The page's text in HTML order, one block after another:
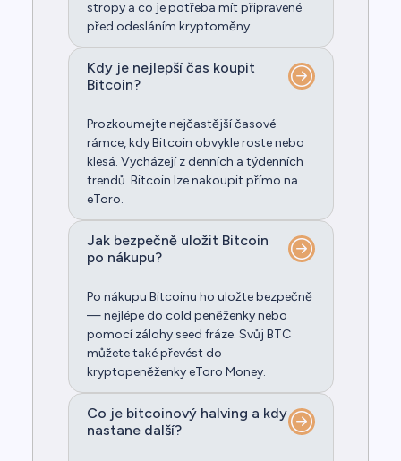
stropy a co je potřeba mít připravené
před odesláním kryptoměny.
Kdy je nejlepší čas koupit
Bitcoin?
Prozkoumejte nejčastější časové
rámce, kdy Bitcoin obvykle roste nebo
klesá. Vycházejí z denních a týdenních
trendů. Bitcoin lze nakoupit přímo na
eToro.
Jak bezpečně uložit Bitcoin
po nákupu?
Po nákupu Bitcoinu ho uložte bezpečně
— nejlépe do cold peněženky nebo
pomocí zálohy seed fráze. Svůj BTC
můžete také převést do
kryptopeněženky eToro Money.
Co je bitcoinový halving a kdy
nastane další?